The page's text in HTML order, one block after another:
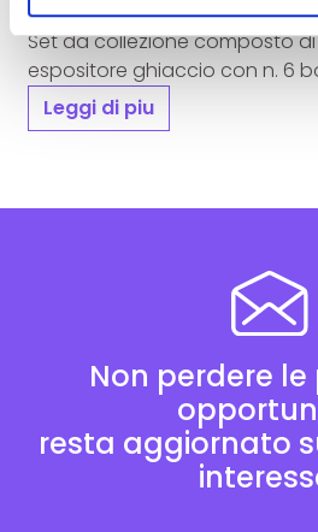
Set da collezione composto
espositore ghiaccio con n. 6
Leggi di piu
Non perdere le
resta aggiornato